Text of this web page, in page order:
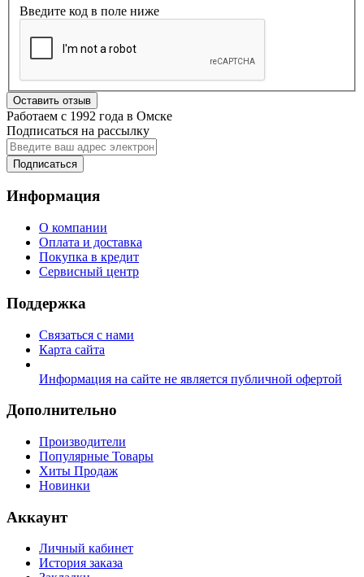
Введите код в поле ниже
Оставить отзыв
Работаем с 1992 года в Омске
Подписаться на рассылку
Подписаться
Информация
О компании
Оплата и доставка
Покупка в кредит
Сервисный центр
Поддержка
Связаться с нами
Карта сайта
Информация на сайте не является публичной офертой
Дополнительно
Производители
Популярные Товары
Хиты Продаж
Новинки
Аккаунт
Личный кабинет
История заказа